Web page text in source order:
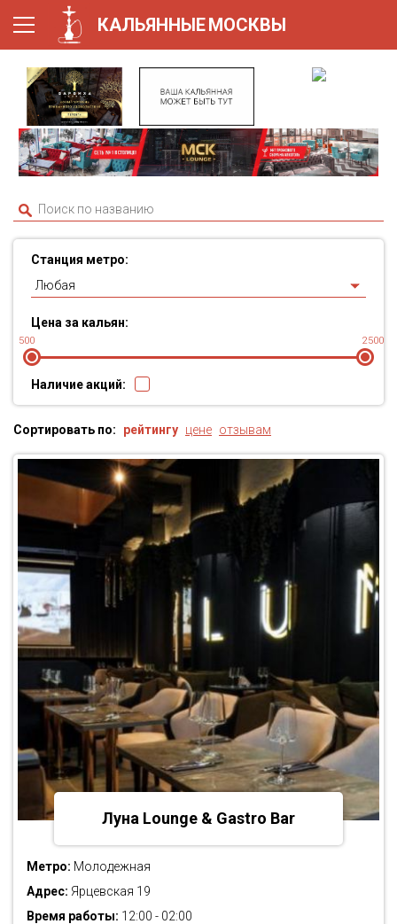
КАЛЬЯННЫЕМОСКВЫ
Станция метро:
Любая
Цена за кальян:
500 2500
Наличие акций:
Сортировать по: рейтингу цене отзывам
Луна Lounge & Gastro Bar
Метро: Молодежная
Адрес: Ярцевская 19
Время работы: 12:00 - 02:00